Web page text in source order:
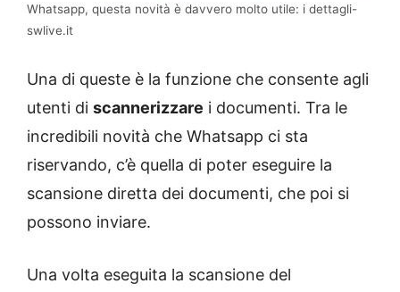
Whatsapp, questa novità è davvero molto utile: i dettagli-
swlive.it
Una di queste è la funzione che consente agli
utenti di scannerizzare i documenti. Tra le
incredibili novità che Whatsapp ci sta
riservando, c’è quella di poter eseguire la
scansione diretta dei documenti, che poi si
possono inviare.
Una volta eseguita la scansione del